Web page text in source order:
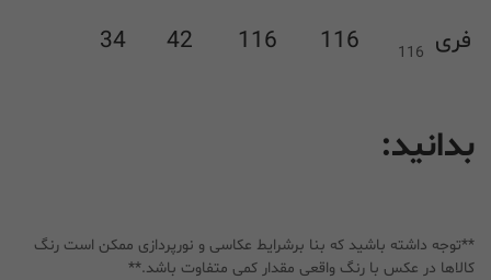
فری
116
116
116
42
34
بدانید:
**توجه داشته باشید که بنا برشرایط عکاسی و نورپردازی ممکن است رنگ
کالاها در عکس با رنگ واقعی مقدار کمی متفاوت باشد.**